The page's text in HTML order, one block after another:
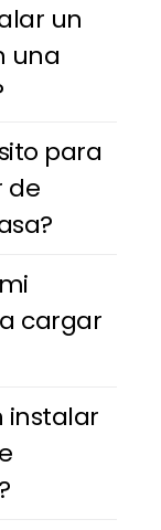
un
una
para
de
cargar
instalar